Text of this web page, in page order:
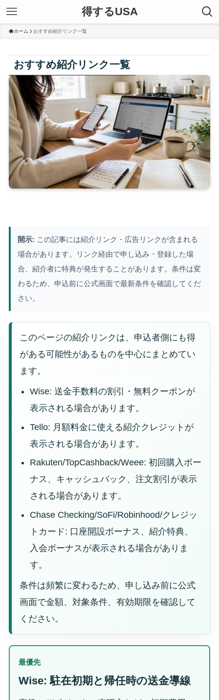
得するUSA
ホーム おすすめ紹介リンク一覧
おすすめ紹介リンク一覧
開示: この記事には紹介リンク・広告リンクが含まれる
場合があります。リンク経由で申し込み・登録した場
合、紹介者に特典が発生することがあります。条件は変
わるため、申込前に公式画面で最新条件を確認してくだ
さい。
このページの紹介リンクは、申込者側にも得
がある可能性があるものを中心にまとめてい
ます。
Wise: 送金手数料の割引・無料クーポンが
表示される場合があります。
Tello: 月額料金に使える紹介クレジットが
表示される場合があります。
Rakuten/TopCashback/Weee: 初回購入ボー
ナス、キャッシュバック、注文割引が表示
される場合があります。
Chase Checking/SoFi/Robinhood/クレジッ
トカード: 口座開設ボーナス、紹介特典、
入会ボーナスが表示される場合がありま
す。
条件は頻繁に変わるため、申し込み前に公式
画面で金額、対象条件、有効期限を確認して
ください。
最優先
Wise: 駐在初期と帰任時の送金導線